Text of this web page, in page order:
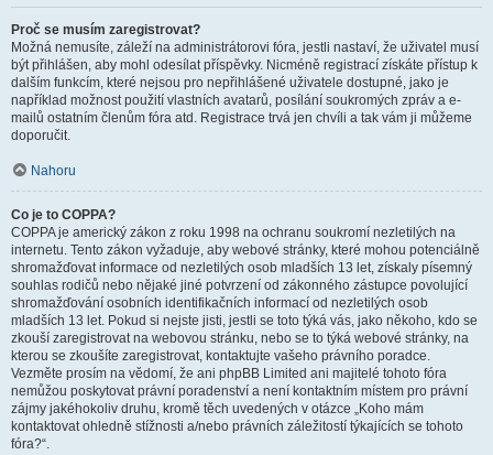
Proč se musím zaregistrovat?
Možná nemusíte, záleží na administrátorovi fóra, jestli nastaví, že uživatel musí
být přihlášen, aby mohl odesílat příspěvky. Nicméně registrací získáte přístup k
dalším funkcím, které nejsou pro nepřihlášené uživatele dostupné, jako je
například možnost použití vlastních avatarů, posílání soukromých zpráv a e-
mailů ostatním členům fóra atd. Registrace trvá jen chvíli a tak vám ji můžeme
doporučit.
Nahoru
Co je to COPPA?
COPPA je americký zákon z roku 1998 na ochranu soukromí nezletilých na
internetu. Tento zákon vyžaduje, aby webové stránky, které mohou potenciálně
shromažďovat informace od nezletilých osob mladších 13 let, získaly písemný
souhlas rodičů nebo nějaké jiné potvrzení od zákonného zástupce povolující
shromažďování osobních identifikačních informací od nezletilých osob
mladších 13 let. Pokud si nejste jisti, jestli se toto týká vás, jako někoho, kdo se
zkouší zaregistrovat na webovou stránku, nebo se to týká webové stránky, na
kterou se zkoušíte zaregistrovat, kontaktujte vašeho právního poradce.
Vezměte prosím na vědomí, že ani phpBB Limited ani majitelé tohoto fóra
nemůžou poskytovat právní poradenství a není kontaktním místem pro právní
zájmy jakéhokoliv druhu, kromě těch uvedených v otázce „Koho mám
kontaktovat ohledně stížnosti a/nebo právních záležitostí týkajících se tohoto
fóra?“.